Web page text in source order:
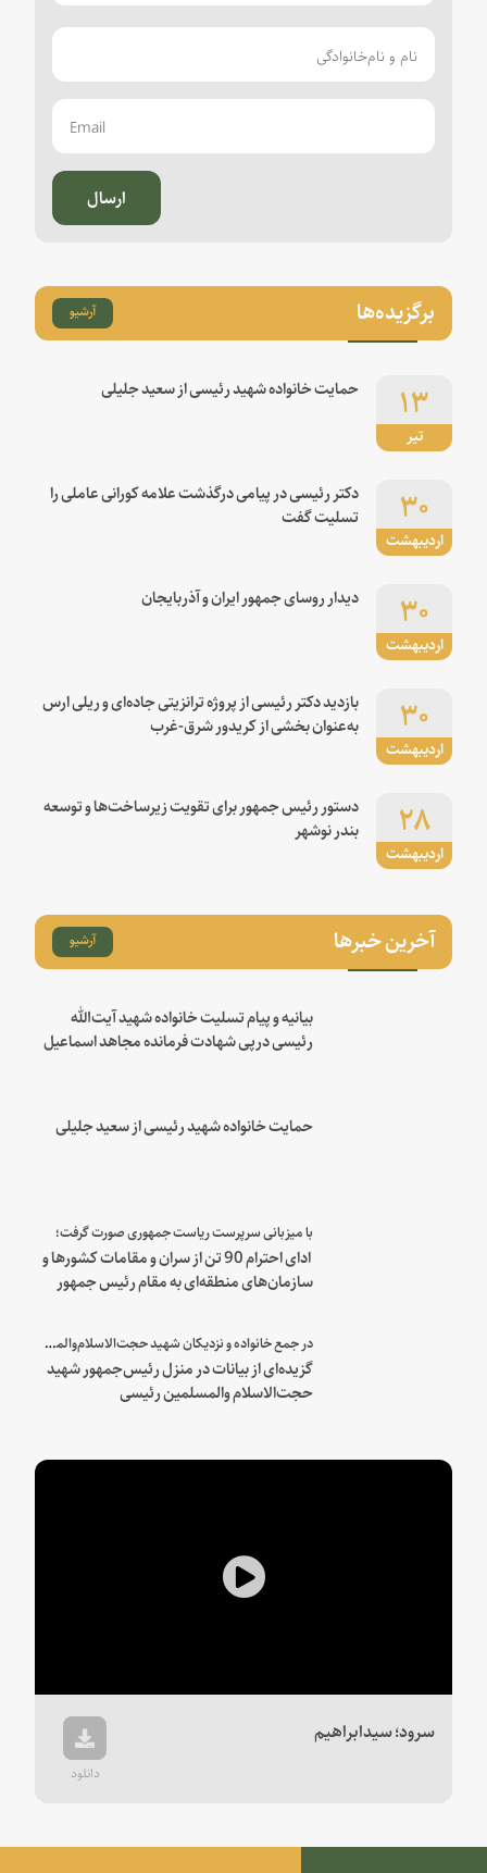
ارسال
برگزیده‌ها آرشیو
تیر
۱۳ حمایت خانواده شهید رئیسی از سعید جلیلی
اردیبهشت
۳۰
دکتر رئیسی در پیامی درگذشت علامه کورانی عاملی را
تسلیت گفت
اردیبهشت
۳۰ دیدار روسای جمهور ایران و آذربایجان
اردیبهشت
۳۰
بازدید دکتر رئیسی از پروژه ترانزیتی جاده‌ای و ریلی ارس
به‌عنوان بخشی از کریدور شرق-غرب
اردیبهشت
۲۸
دستور رئیس جمهور برای تقویت زیرساخت‌ها و توسعه
بندر نوشهر
آخرین خبرها آرشیو
بیانیه و پیام تسلیت خانواده شهید آیت‌الله
رئیسی درپی شهادت فرمانده مجاهد اسماعیل
حمایت خانواده شهید رئیسی از سعید جلیلی
با میزبانی سرپرست ریاست جمهوری صورت گرفت؛
ادای احترام 90 تن از سران و مقامات کشورها و
سازمان‌های منطقه‌ای به مقام رئیس جمهور
در جمع خانواده و نزدیکان شهید حجت‌الاسلام‌والمسلمین رئیسی:
گزیده‌ای از بیانات در منزل رئیس‌جمهور شهید
حجت‌الاسلام والمسلمین رئیسی
Play
Video
سرود؛ سیدابراهیم
دانلود